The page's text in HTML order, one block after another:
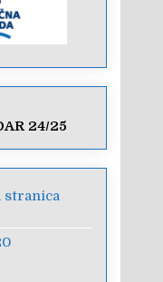
24/25
stranica